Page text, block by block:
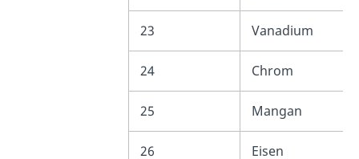
23 Vanadium
24 Chrom
25 Mangan
26 Eisen